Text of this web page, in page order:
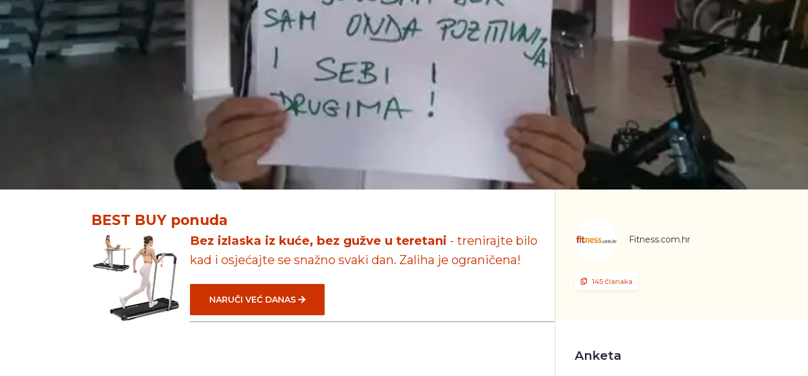
BEST BUY ponuda
Bez izlaska iz kuće, bez gužve u teretani - trenirajte bilo
kad i osjećajte se snažno svaki dan. Zaliha je ograničena!
NARUČI VEĆ DANAS
Fitness.com.hr
145 članaka
Anketa